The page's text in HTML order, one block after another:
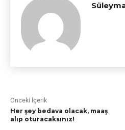
Önceki İçerik
Her şey bedava olacak, maaş
alıp oturacaksınız!